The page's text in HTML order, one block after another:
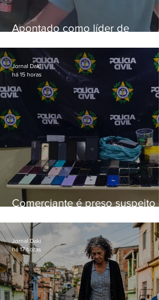
Apontado como líder de
aposentados é preso
Comerciante é preso suspeito
loja
Jornal Daki
há 15 horas
Jornal Daki
há 17 horas